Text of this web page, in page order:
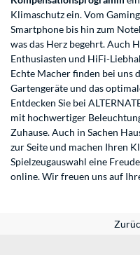
Klimaschutz ein. Vom
Smartphone bis hin zum
was das Herz begehrt. Auch
Enthusiasten und HiFi-
Echte Macher finden bei uns
Gartengeräte und das
Entdecken Sie bei
mit hochwertiger
Zuhause. Auch in Sachen
zur Seite und machen Ihren
Spielzeugauswahl eine
online. Wir freuen uns auf